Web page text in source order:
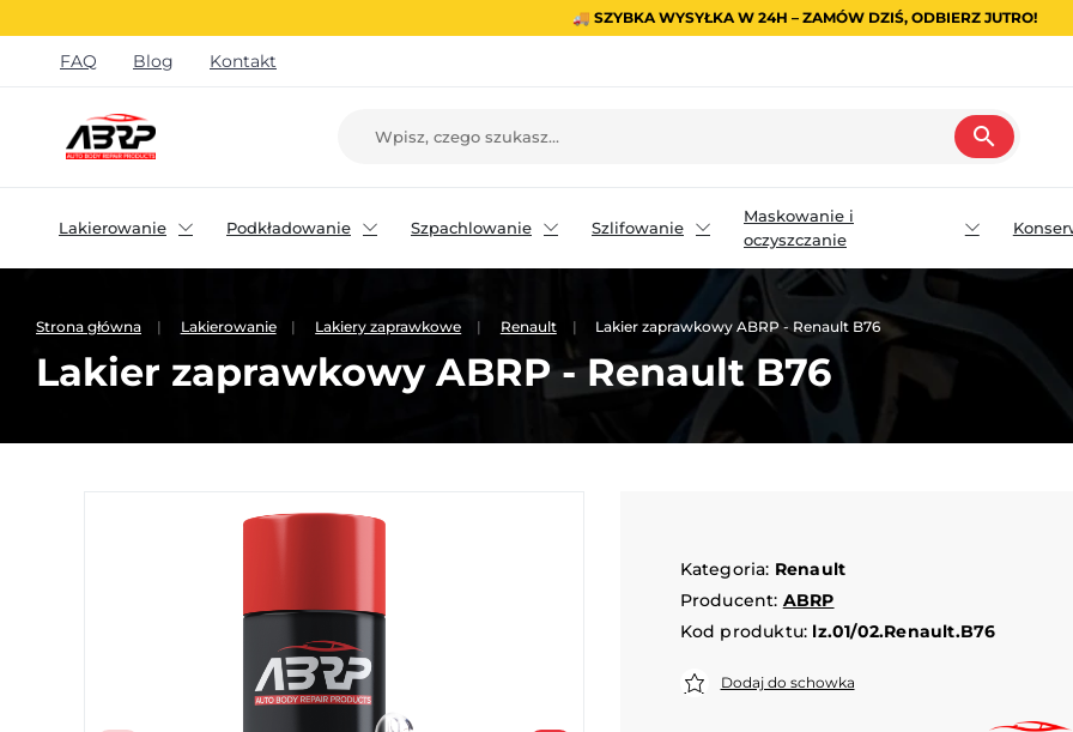
🚚 SZYBKA WYSYŁKA W 24H – ZAMÓW DZIŚ, ODBIERZ JUTRO!
FAQ Blog Kontakt
search
Lakierowanie Podkładowanie Szpachlowanie Szlifowanie
Maskowanie i
oczyszczanie
Strona główna Lakierowanie Lakiery zaprawkowe Renault Lakier zaprawkowy ABRP - Renault B76
Lakier zaprawkowy ABRP - Renault B76
Kategoria: Renault
Producent: ABRP
Kod produktu: lz.01/02.Renault.B76
Dodaj do schowka